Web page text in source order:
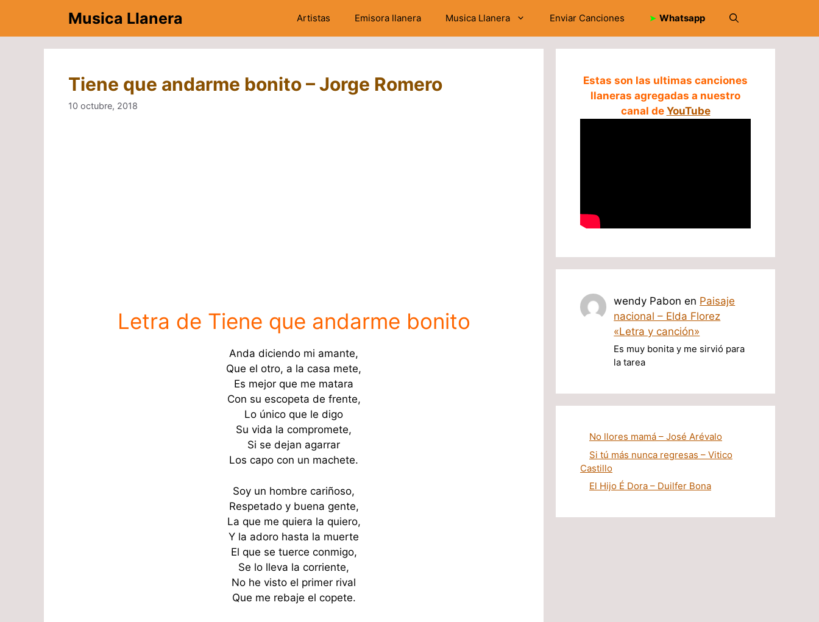
contenido
Musica Llanera Artistas Emisora llanera Musica Llanera Enviar Canciones ➤ Whatsapp
Tiene que andarme bonito – Jorge Romero
10 octubre, 2018
Letra de Tiene que andarme bonito
Anda diciendo mi amante,
Que el otro, a la casa mete,
Es mejor que me matara
Con su escopeta de frente,
Lo único que le digo
Su vida la compromete,
Si se dejan agarrar
Los capo con un machete.
Soy un hombre cariñoso,
Respetado y buena gente,
La que me quiera la quiero,
Y la adoro hasta la muerte
El que se tuerce conmigo,
Se lo lleva la corriente,
No he visto el primer rival
Que me rebaje el copete.
Estas son las ultimas canciones
llaneras agregadas a nuestro
canal de YouTube
wendy Pabon en Paisaje
nacional – Elda Florez
«Letra y canción»
Es muy bonita y me sirvió para
la tarea
No llores mamá – José Arévalo
Si tú más nunca regresas – Vitico
Castillo
El Hijo É Dora – Duilfer Bona